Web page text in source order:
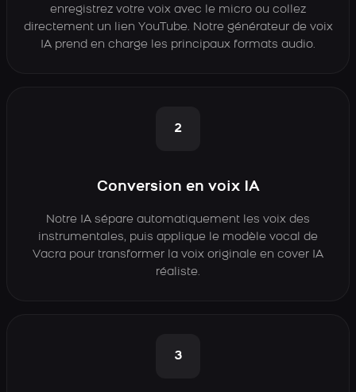
enregistrez votre voix avec le micro ou collez
directement un lien YouTube. Notre générateur de voix
IA prend en charge les principaux formats audio.
2
Conversion en voix IA
Notre IA sépare automatiquement les voix des
instrumentales, puis applique le modèle vocal de
Vacra pour transformer la voix originale en cover IA
réaliste.
3